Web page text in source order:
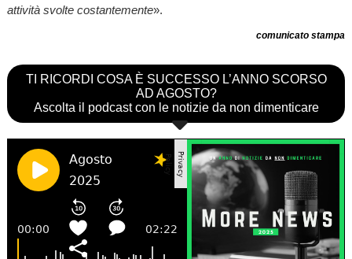
attività svolte costantemente».
comunicato stampa
TI RICORDI COSA È SUCCESSO L’ANNO SCORSO
AD AGOSTO?
Ascolta il podcast con le notizie da non dimenticare